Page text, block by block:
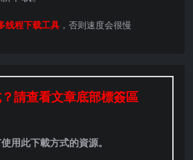
线程下载工具 ，否则速度会很慢
請查看文章底部標簽區
用此下載方式的資源。